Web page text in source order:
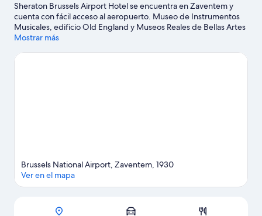
Sheraton Brussels Airport Hotel se encuentra en Zaventem y
cuenta con fácil acceso al aeropuerto. Museo de Instrumentos
Musicales, edificio Old England y Museos Reales de Bellas Artes
son lugares de visita obligada para los aficionados a la cultura;
Atomium. No olvides visitar Mini-Europe: ¡te encantará!
Ver guía
Mostrar más
Mapa
Brussels National Airport, Zaventem, 1930
Ver en el mapa